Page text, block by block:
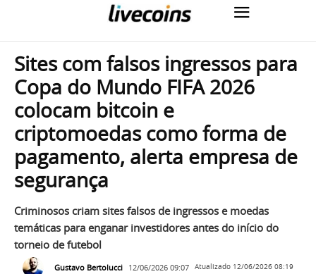
Sites com falsos ingressos para
Copa do Mundo FIFA 2026
colocam bitcoin e
criptomoedas como forma de
pagamento, alerta empresa de
segurança
Criminosos criam sites falsos de ingressos e moedas
temáticas para enganar investidores antes do início do
torneio de futebol
Gustavo Bertolucci 12/06/2026 09:07 Atualizado 12/06/2026 08:19